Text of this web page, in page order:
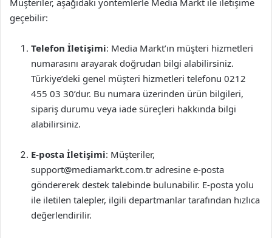
Müşteriler, aşağıdaki yöntemlerle Media Markt ile iletişime
geçebilir:
Telefon İletişimi: Media Markt’ın müşteri hizmetleri
numarasını arayarak doğrudan bilgi alabilirsiniz.
Türkiye’deki genel müşteri hizmetleri telefonu 0212
455 03 30’dur. Bu numara üzerinden ürün bilgileri,
sipariş durumu veya iade süreçleri hakkında bilgi
alabilirsiniz.
E-posta İletişimi: Müşteriler,
support@mediamarkt.com.tr adresine e-posta
göndererek destek talebinde bulunabilir. E-posta yolu
ile iletilen talepler, ilgili departmanlar tarafından hızlıca
değerlendirilir.